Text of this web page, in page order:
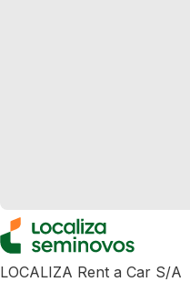
LOCALIZA Rent a Car S/A